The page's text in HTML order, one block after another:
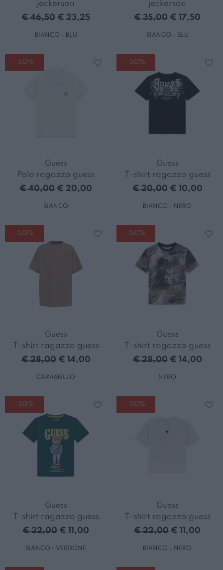
jeckerson
€ 46,50 € 23,25
BIANCO - BLU
jeckerson
€ 35,00 € 17,50
BIANCO - BLU
-50%
Guess
Polo ragazzo guess
€ 40,00 € 20,00
BIANCO
-50%
Guess
T-shirt ragazzo guess
€ 20,00 € 10,00
BIANCO - NERO
-50%
Guess
T-shirt ragazzo guess
€ 28,00 € 14,00
CARAMELLO
-50%
Guess
T-shirt ragazzo guess
€ 28,00 € 14,00
NERO
-50%
Guess
T-shirt ragazzo guess
€ 22,00 € 11,00
BIANCO - VERDONE
-50%
Guess
T-shirt ragazzo guess
€ 22,00 € 11,00
BIANCO - NERO